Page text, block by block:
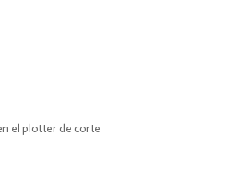
el plotter de corte